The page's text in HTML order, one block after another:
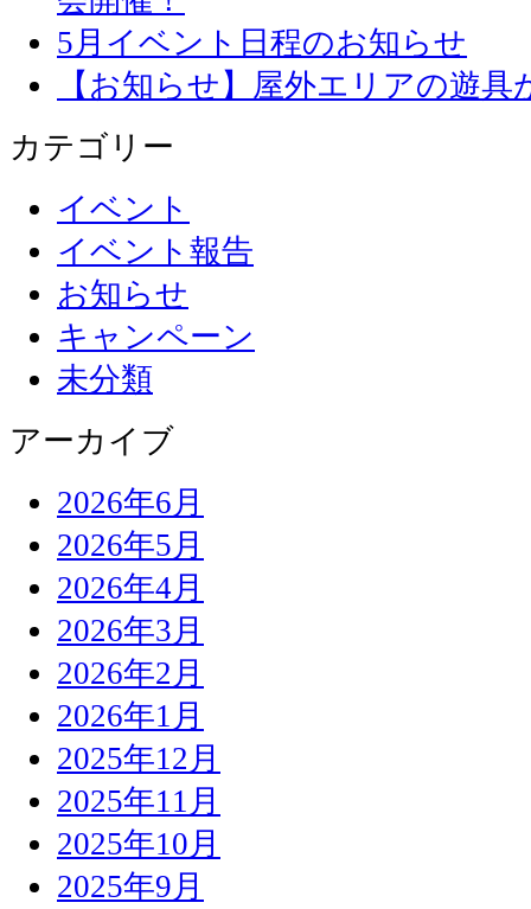
5月イベント日程のお知らせ
【お知らせ】屋外エリアの遊
カテゴリー
イベント
イベント報告
お知らせ
キャンペーン
未分類
アーカイブ
2026年6月
2026年5月
2026年4月
2026年3月
2026年2月
2026年1月
2025年12月
2025年11月
2025年10月
2025年9月